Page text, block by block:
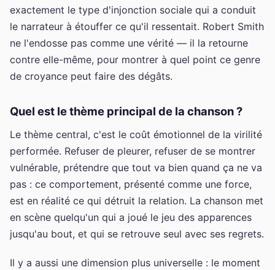
exactement le type d'injonction sociale qui a conduit
le narrateur à étouffer ce qu'il ressentait. Robert Smith
ne l'endosse pas comme une vérité — il la retourne
contre elle-même, pour montrer à quel point ce genre
de croyance peut faire des dégâts.
Quel est le thème principal de la chanson ?
Le thème central, c'est le coût émotionnel de la virilité
performée. Refuser de pleurer, refuser de se montrer
vulnérable, prétendre que tout va bien quand ça ne va
pas : ce comportement, présenté comme une force,
est en réalité ce qui détruit la relation. La chanson met
en scène quelqu'un qui a joué le jeu des apparences
jusqu'au bout, et qui se retrouve seul avec ses regrets.
Il y a aussi une dimension plus universelle : le moment